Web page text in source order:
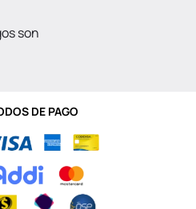
son
DE PAGO